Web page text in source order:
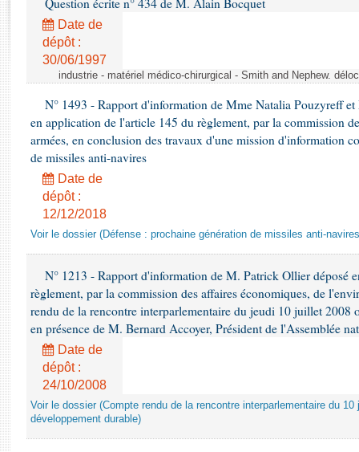
Rapports d'enquête
Rapports législatifs
Rapports sur l'application des lois
Baromètre de l’application des lois
Dossiers législatifs
Budget et sécurité sociale
Questions écrites et orales
Question écrite n° 434 de M. Alain Bocquet
Date de
dépôt :
30/06/1997
industrie - matériel médico-chirurgical - Smith and Nephew.
N° 1493 - Rapport d'information de Mme Natalia Pouzyreff
en application de l'article 145 du règlement, par la commission
armées, en conclusion des travaux d'une mission d'information
de missiles anti-navires
Date de
dépôt :
12/12/2018
Voir le dossier (Défense : prochaine génération de missiles anti-
N° 1213 - Rapport d'information de M. Patrick Ollier déposé
règlement, par la commission des affaires économiques, de
rendu de la rencontre interparlementaire du jeudi 10 juillet 2008
en présence de M. Bernard Accoyer, Président de l'Assemblée
Date de
dépôt :
24/10/2008
Voir le dossier (Compte rendu de la rencontre interparlementaire du
développement durable)